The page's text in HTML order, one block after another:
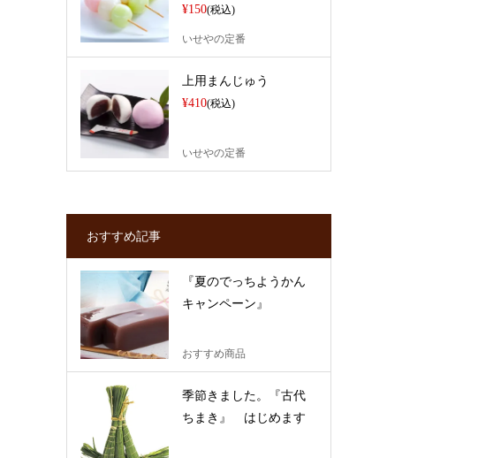
¥150(税込)
いせやの定番
上用まんじゅう
¥410(税込)
いせやの定番
おすすめ記事
『夏のでっちようかん
キャンペーン』
おすすめ商品
季節きました。『古代
ちまき』 はじめます